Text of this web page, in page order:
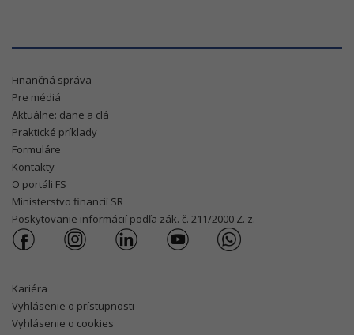
Finančná správa
Pre médiá
Aktuálne: dane a clá
Praktické príklady
Formuláre
Kontakty
O portáli FS
Ministerstvo financií SR
Poskytovanie informácií podľa zák. č. 211/2000 Z. z.
Kariéra
Vyhlásenie o prístupnosti
Vyhlásenie o cookies